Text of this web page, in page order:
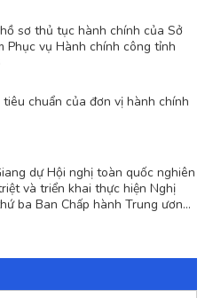
sơ thủ tục hành chính của Sở
Phục vụ Hành chính công tỉnh
chuẩn của đơn vị hành chính
dự Hội nghị toàn quốc nghiên
và triển khai thực hiện Nghị
ba Ban Chấp hành Trung ương